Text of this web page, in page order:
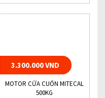
3.300.000 VND
MOTOR CỬA CUỐN MITECAL
500KG